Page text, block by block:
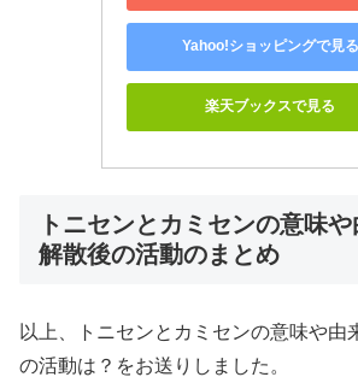
Yahoo!ショッピングで見る
楽天ブックスで見る
トニセンとカミセンの意味
解散後の活動のまとめ
以上、トニセンとカミセンの意味や由
の活動は？をお送りしました。